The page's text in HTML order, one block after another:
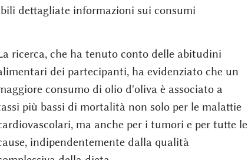
dettagliate informazioni sui consumi
ricerca, che ha tenuto conto delle abitudini
dei partecipanti, ha evidenziato che un
consumo di olio d'oliva è associato a
più bassi di mortalità non solo per le malattie
ma anche per i tumori e per tutte le
indipendentemente dalla qualità